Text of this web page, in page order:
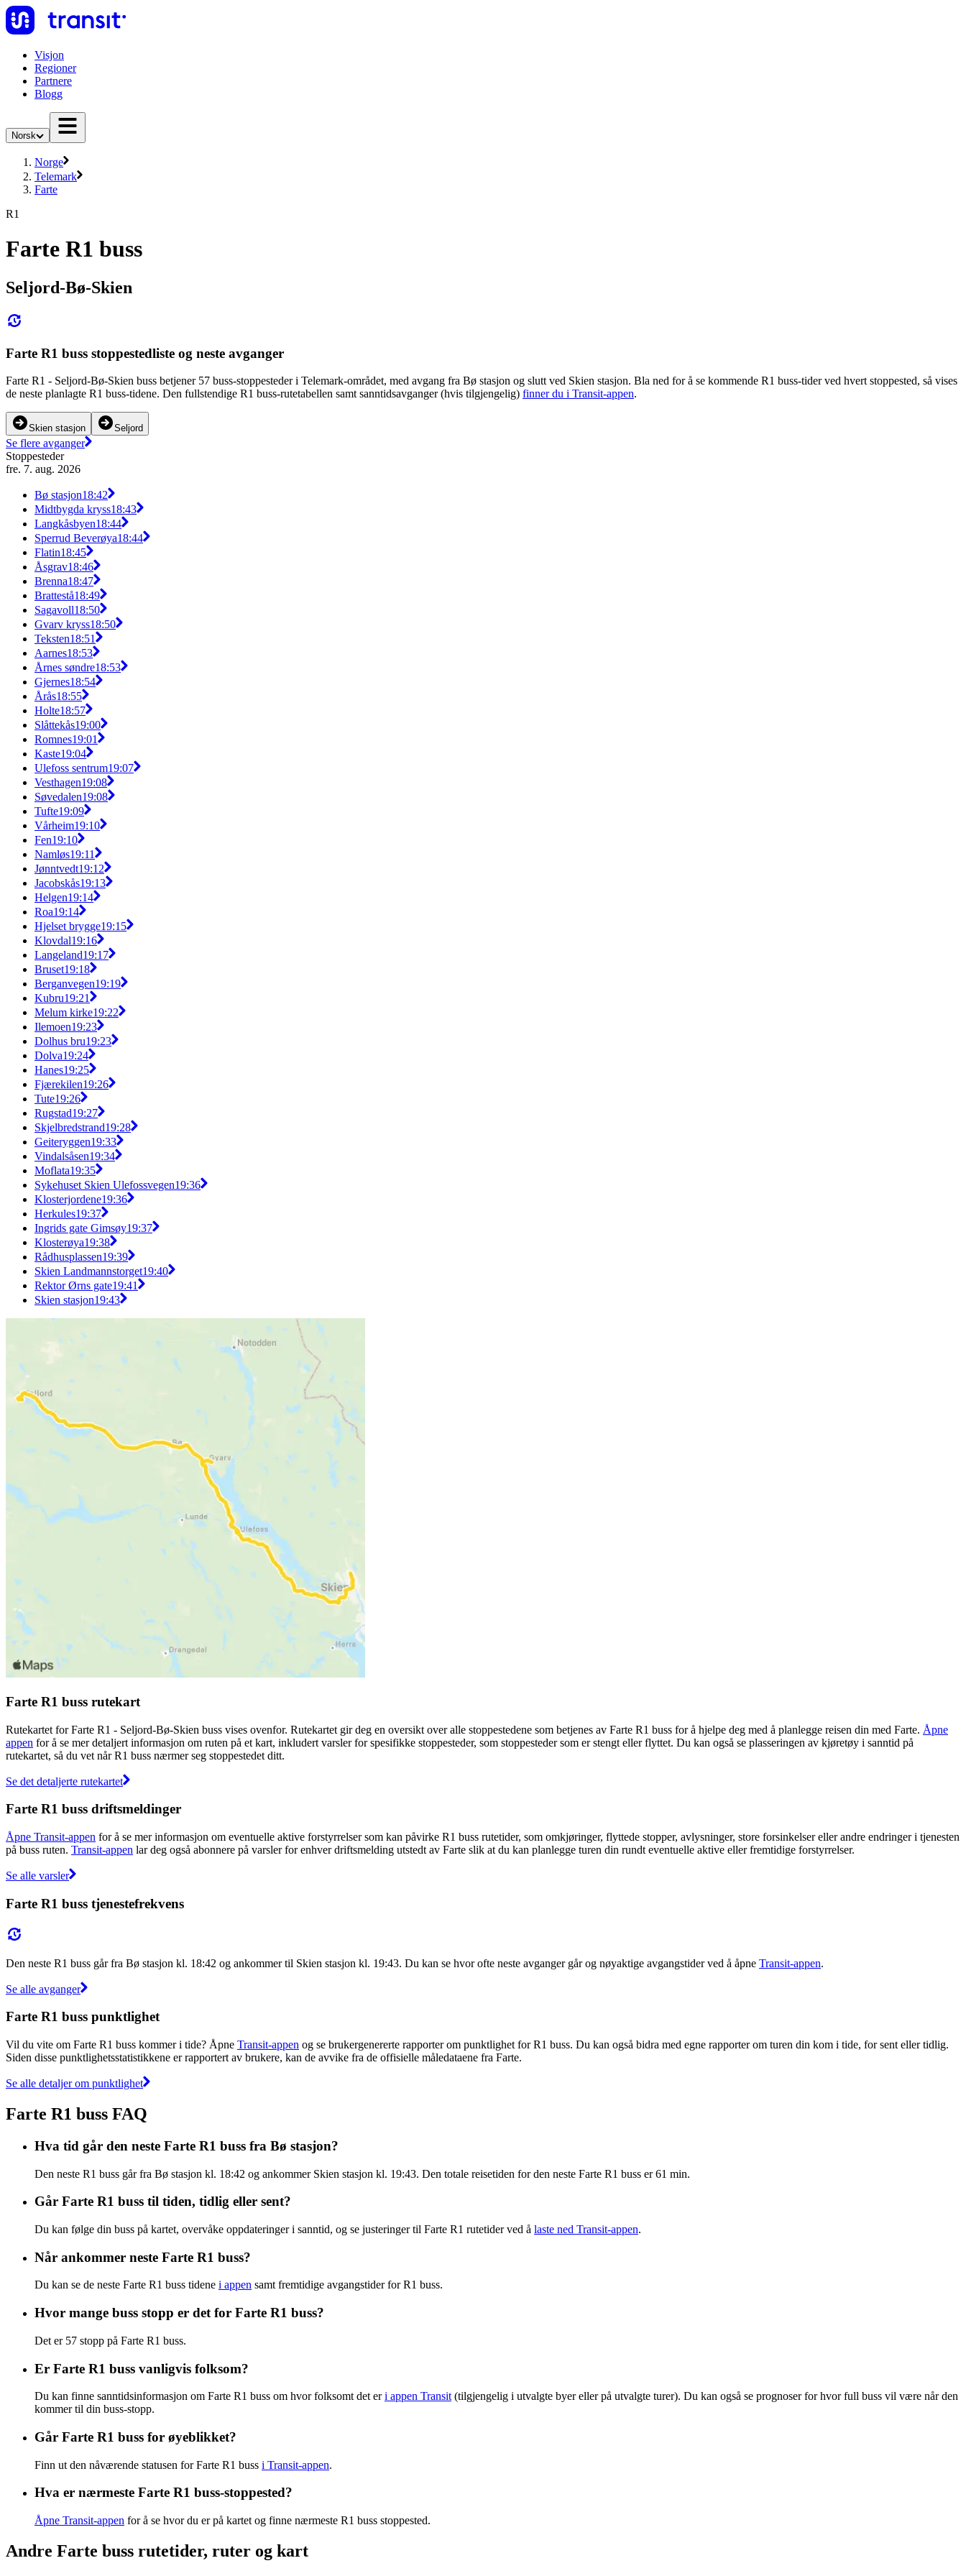
Visjon
Regioner
Partnere
Blogg
Norsk
Norge
Telemark
Farte
R1
Farte R1 buss
Seljord-Bø-Skien
Farte R1 buss stoppestedliste og neste avganger
Farte R1 - Seljord-Bø-Skien buss betjener 57 buss-stoppesteder i Telemark-området, med avgang fra Bø stasjon og slutt ved Skien stasjon. Bla ned for å se kommende R1 buss-tider ved hvert stoppested, så vises
de neste planlagte R1 buss-tidene. Den fullstendige R1 buss-rutetabellen samt sanntidsavganger (hvis tilgjengelig) finner du i Transit-appen.
Skien stasjon Seljord
Se flere avganger
Stoppesteder
fre. 7. aug. 2026
Bø stasjon18:42
Midtbygda kryss18:43
Langkåsbyen18:44
Sperrud Beverøya18:44
Flatin18:45
Åsgrav18:46
Brenna18:47
Brattestå18:49
Sagavoll18:50
Gvarv kryss18:50
Teksten18:51
Aarnes18:53
Årnes søndre18:53
Gjernes18:54
Årås18:55
Holte18:57
Slåttekås19:00
Romnes19:01
Kaste19:04
Ulefoss sentrum19:07
Vesthagen19:08
Søvedalen19:08
Tufte19:09
Vårheim19:10
Fen19:10
Namløs19:11
Jønntvedt19:12
Jacobskås19:13
Helgen19:14
Roa19:14
Hjelset brygge19:15
Klovdal19:16
Langeland19:17
Bruset19:18
Berganvegen19:19
Kubru19:21
Melum kirke19:22
Ilemoen19:23
Dolhus bru19:23
Dolva19:24
Hanes19:25
Fjærekilen19:26
Tute19:26
Rugstad19:27
Skjelbredstrand19:28
Geiteryggen19:33
Vindalsåsen19:34
Moflata19:35
Sykehuset Skien Ulefossvegen19:36
Klosterjordene19:36
Herkules19:37
Ingrids gate Gimsøy19:37
Klosterøya19:38
Rådhusplassen19:39
Skien Landmannstorget19:40
Rektor Ørns gate19:41
Skien stasjon19:43
Farte R1 buss rutekart
Rutekartet for Farte R1 - Seljord-Bø-Skien buss vises ovenfor. Rutekartet gir deg en oversikt over alle stoppestedene som betjenes av Farte R1 buss for å hjelpe deg med å planlegge reisen din med Farte. Åpne
appen for å se mer detaljert informasjon om ruten på et kart, inkludert varsler for spesifikke stoppesteder, som stoppesteder som er stengt eller flyttet. Du kan også se plasseringen av kjøretøy i sanntid på
rutekartet, så du vet når R1 buss nærmer seg stoppestedet ditt.
Se det detaljerte rutekartet
Farte R1 buss driftsmeldinger
Åpne Transit-appen for å se mer informasjon om eventuelle aktive forstyrrelser som kan påvirke R1 buss rutetider, som omkjøringer, flyttede stopper, avlysninger, store forsinkelser eller andre endringer i tjenesten
på buss ruten. Transit-appen lar deg også abonnere på varsler for enhver driftsmelding utstedt av Farte slik at du kan planlegge turen din rundt eventuelle aktive eller fremtidige forstyrrelser.
Se alle varsler
Farte R1 buss tjenestefrekvens
Den neste R1 buss går fra Bø stasjon kl. 18:42 og ankommer til Skien stasjon kl. 19:43. Du kan se hvor ofte neste avganger går og nøyaktige avgangstider ved å åpne Transit-appen.
Se alle avganger
Farte R1 buss punktlighet
Vil du vite om Farte R1 buss kommer i tide? Åpne Transit-appen og se brukergenererte rapporter om punktlighet for R1 buss. Du kan også bidra med egne rapporter om turen din kom i tide, for sent eller tidlig.
Siden disse punktlighetsstatistikkene er rapportert av brukere, kan de avvike fra de offisielle måledataene fra Farte.
Se alle detaljer om punktlighet
Farte R1 buss FAQ
Hva tid går den neste Farte R1 buss fra Bø stasjon?
Den neste R1 buss går fra Bø stasjon kl. 18:42 og ankommer Skien stasjon kl. 19:43. Den totale reisetiden for den neste Farte R1 buss er 61 min.
Går Farte R1 buss til tiden, tidlig eller sent?
Du kan følge din buss på kartet, overvåke oppdateringer i sanntid, og se justeringer til Farte R1 rutetider ved å laste ned Transit-appen.
Når ankommer neste Farte R1 buss?
Du kan se de neste Farte R1 buss tidene i appen samt fremtidige avgangstider for R1 buss.
Hvor mange buss stopp er det for Farte R1 buss?
Det er 57 stopp på Farte R1 buss.
Er Farte R1 buss vanligvis folksom?
Du kan finne sanntidsinformasjon om Farte R1 buss om hvor folksomt det eri appen Transit (tilgjengelig i utvalgte byer eller på utvalgte turer). Du kan også se prognoser for hvor full buss vil være når den
kommer til din buss-stopp.
Går Farte R1 buss for øyeblikket?
Finn ut den nåværende statusen for Farte R1 buss i Transit-appen.
Hva er nærmeste Farte R1 buss-stoppested?
Åpne Transit-appen for å se hvor du er på kartet og finne nærmeste R1 buss stoppested.
Andre Farte buss rutetider, ruter og kart